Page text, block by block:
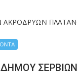
ΣΕΡΒΊΩΝ